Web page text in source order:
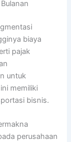
biaya
pajak
untuk
memiliki
bisnis.
perusahaan